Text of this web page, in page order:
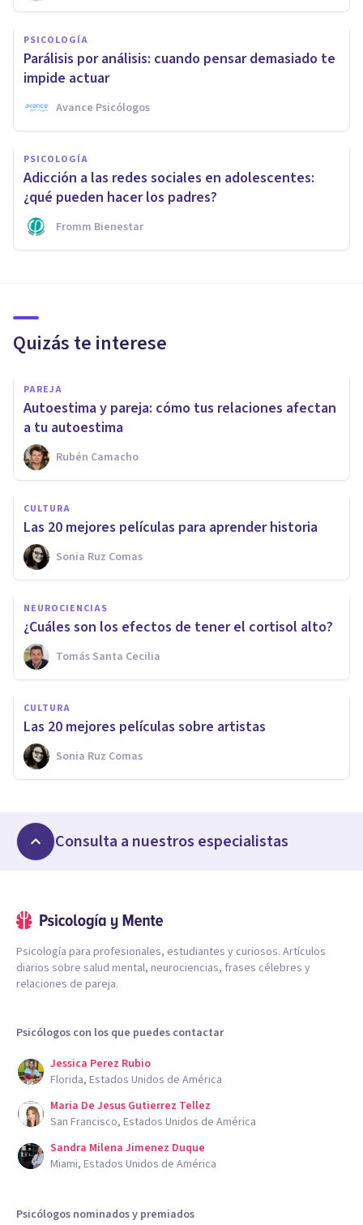
PSICOLOGÍA
Parálisis por análisis: cuando pensar demasiado te
impide actuar
Avance Psicólogos
PSICOLOGÍA
Adicción a las redes sociales en adolescentes:
¿qué pueden hacer los padres?
Fromm Bienestar
Quizás te interese
PAREJA
Autoestima y pareja: cómo tus relaciones afectan
a tu autoestima
Rubén Camacho
CULTURA
Las 20 mejores películas para aprender historia
Sonia Ruz Comas
NEUROCIENCIAS
¿Cuáles son los efectos de tener el cortisol alto?
Tomás Santa Cecilia
CULTURA
Las 20 mejores películas sobre artistas
Sonia Ruz Comas
Consulta a nuestros especialistas
Psicología para profesionales, estudiantes y curiosos. Artículos
diarios sobre salud mental, neurociencias, frases célebres y
relaciones de pareja.
Psicólogos con los que puedes contactar
Jessica Perez Rubio
Florida, Estados Unidos de América
Maria De Jesus Gutierrez Tellez
San Francisco, Estados Unidos de América
Sandra Milena Jimenez Duque
Miami, Estados Unidos de América
Psicólogos nominados y premiados